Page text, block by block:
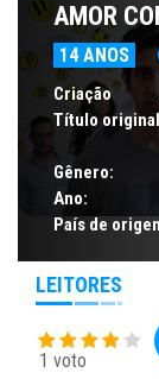
AMOR
14 ANOS
Criação
Título original
Gênero:
Ano:
País de
LEITORES
1 voto